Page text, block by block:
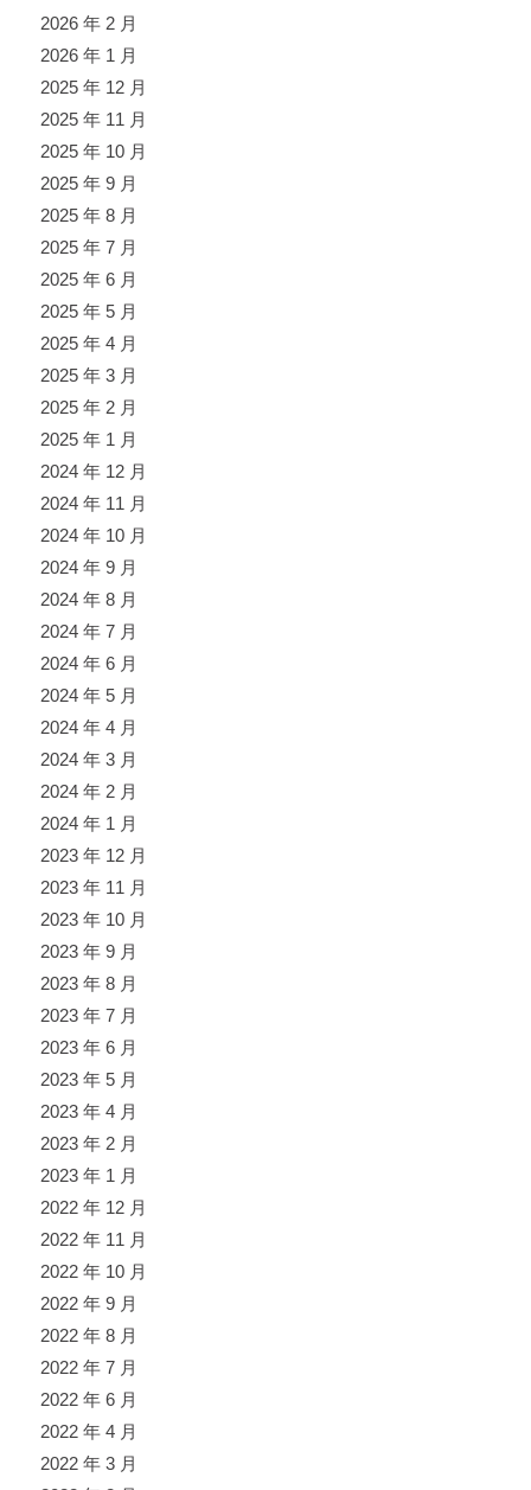
2026 年 2 月
2026 年 1 月
2025 年 12 月
2025 年 11 月
2025 年 10 月
2025 年 9 月
2025 年 8 月
2025 年 7 月
2025 年 6 月
2025 年 5 月
2025 年 4 月
2025 年 3 月
2025 年 2 月
2025 年 1 月
2024 年 12 月
2024 年 11 月
2024 年 10 月
2024 年 9 月
2024 年 8 月
2024 年 7 月
2024 年 6 月
2024 年 5 月
2024 年 4 月
2024 年 3 月
2024 年 2 月
2024 年 1 月
2023 年 12 月
2023 年 11 月
2023 年 10 月
2023 年 9 月
2023 年 8 月
2023 年 7 月
2023 年 6 月
2023 年 5 月
2023 年 4 月
2023 年 2 月
2023 年 1 月
2022 年 12 月
2022 年 11 月
2022 年 10 月
2022 年 9 月
2022 年 8 月
2022 年 7 月
2022 年 6 月
2022 年 4 月
2022 年 3 月